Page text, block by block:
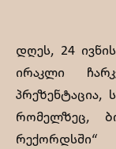
დღეს, 24
ირაკლი
პრეზენტაცია,
რომელზეც,